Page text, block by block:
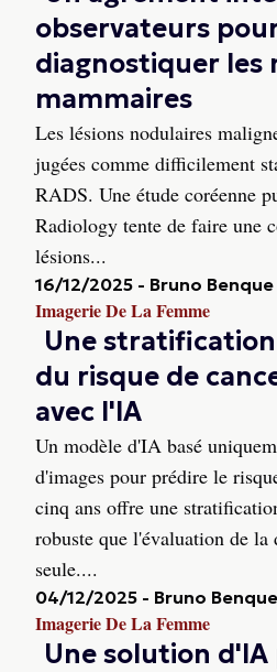
observateurs
diagnostiquer les
mammaires
Les lésions nodulaires
jugées comme difficilement
RADS. Une étude coréenne
Radiology tente de faire une
lésions...
16/12/2025 - Bruno Benque
Imagerie De La Femme
Une
du risque de
avec l'IA
Un modèle d'IA basé
d'images pour prédire le
cinq ans offre une
robuste que l'évaluation de la
seule....
04/12/2025 - Bruno Benque
Imagerie De La Femme
Une solution